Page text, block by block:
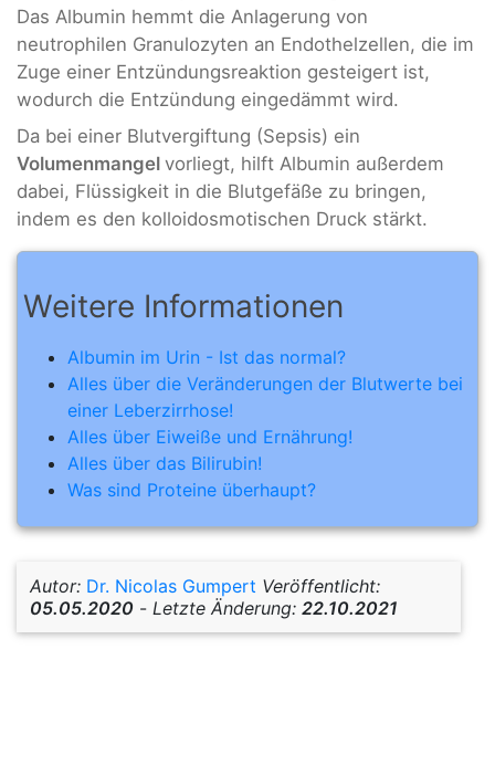
Das Albumin hemmt die Anlagerung von
neutrophilen Granulozyten an Endothelzellen, die im
Zuge einer Entzündungsreaktion gesteigert ist,
wodurch die Entzündung eingedämmt wird.
Da bei einer Blutvergiftung (Sepsis) ein
Volumenmangel vorliegt, hilft Albumin außerdem
dabei, Flüssigkeit in die Blutgefäße zu bringen,
indem es den kolloidosmotischen Druck stärkt.
Weitere Informationen
Albumin im Urin - Ist das normal?
Alles über die Veränderungen der Blutwerte bei
einer Leberzirrhose!
Alles über Eiweiße und Ernährung!
Alles über das Bilirubin!
Was sind Proteine überhaupt?
Autor: Dr. Nicolas Gumpert Veröffentlicht:
05.05.2020 - Letzte Änderung: 22.10.2021